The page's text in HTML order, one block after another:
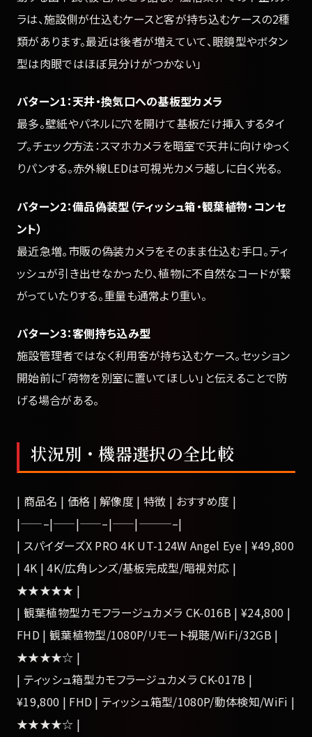
ラは、施設側が仕込むケースと客が持ち込むケースの2種
類があります。最近は後者が増えていて、眼鏡型やボタン
型は肉眼ではほぼ見分けがつかない」
パターン1：天井・換気口への基板型カメラ
最多。壁紙やパネルに穴を開けて基板だけ挿入するタイ
プ。チェック方法：スマホカメラを暗室で天井に向けゆっく
りパンする。赤外線LEDは可視光カメラ越しに白く光る。
パターン2：備品偽装型（ティッシュ箱・観葉植物・コンセ
ント）
最近急増。市販の偽装カメラをそのまま仕込む手口。ティ
ッシュが引き出せなかったり、植物に不自然なコードが繋
がっていたりする。重量も通常より重い。
パターン3：客側持ち込み型
施設管理者ではなく利用客が持ち込むケース。セッション
開始前に「荷物を別室に置いてほしい」と伝えることで防
げる場合がある。
状況別・機器選択の全比較
| 商品名 | 価格 | 解像度 | 特徴 | おすすめ度 |
|——–|——|——–|——|———–|
| スパイダーズX PRO 4K UT-124W Angel Eye | ¥49,800
| 4K | 4K/広角レンズ/基板完成型/暗視対応 |
★★★★★ |
| 観葉植物型カモフラージュカメラ CK-016B | ¥24,800 |
FHD | 観葉植物型/1080P/リモート視聴/WiFi/32GB |
★★★★☆ |
| ティッシュ箱型カモフラージュカメラ CK-017B |
¥19,800 | FHD | ティッシュ箱型/1080P/動体検知/WiFi |
★★★★☆ |